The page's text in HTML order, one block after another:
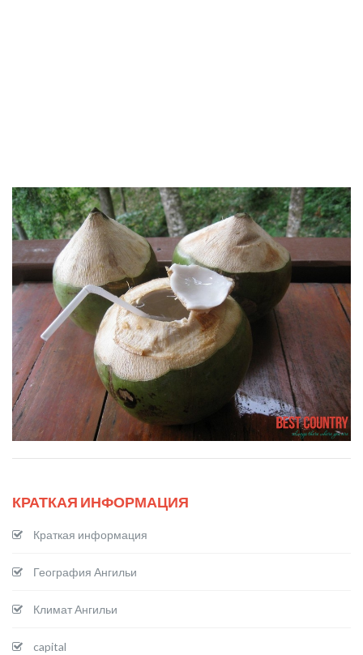
КРАТКАЯ ИНФОРМАЦИЯ
Краткая информация
География Ангильи
Климат Ангильи
capital